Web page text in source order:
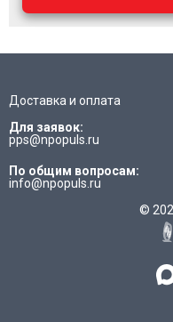
Доставка и оплата
Для заявок:
pps@npopuls.ru
По общим вопросам:
info@npopuls.ru
©